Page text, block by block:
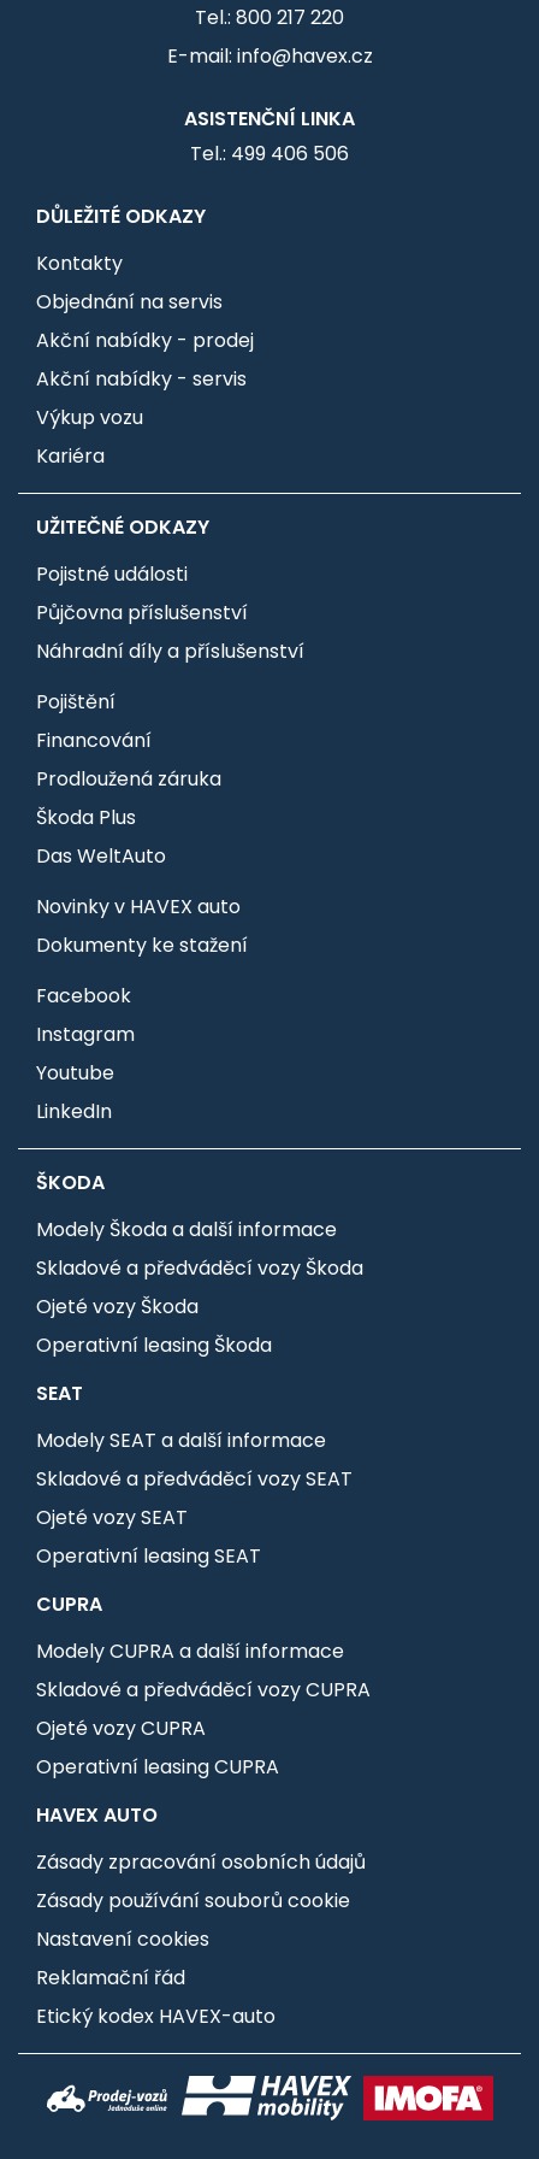
3 servisní prohlídky zdarma
Záruka 5 let / 100 000 km
SKLADOVKY ZDE
Zaujala vás naše akční nabídka?
Kontaktujte nás na bezplatnou linku 800 217 220
nebo napište na email info@havex.cz. Rádi vám
zodpovíme veškeré dotazy a pomůžeme s výběrem
toho správného vozu pro vás!
Tel.: 800 217 220
E-mail: info@havex.cz
ASISTENČNÍ LINKA
Tel.: 499 406 506
DŮLEŽITÉ ODKAZY
Kontakty
Objednání na servis
Akční nabídky - prodej
Akční nabídky - servis
Výkup vozu
Kariéra
UŽITEČNÉ ODKAZY
Pojistné události
Půjčovna příslušenství
Náhradní díly a příslušenství
Pojištění
Financování
Prodloužená záruka
Škoda Plus
Das WeltAuto
Novinky v HAVEX auto
Dokumenty ke stažení
Facebook
Instagram
Youtube
LinkedIn
ŠKODA
Modely Škoda a další informace
Skladové a předváděcí vozy Škoda
Ojeté vozy Škoda
Operativní leasing Škoda
SEAT
Modely SEAT a další informace
Skladové a předváděcí vozy SEAT
Ojeté vozy SEAT
Operativní leasing SEAT
CUPRA
Modely CUPRA a další informace
Skladové a předváděcí vozy CUPRA
Ojeté vozy CUPRA
Operativní leasing CUPRA
HAVEX AUTO
Zásady zpracování osobních údajů
Zásady používání souborů cookie
Nastavení cookies
Reklamační řád
Etický kodex HAVEX-auto